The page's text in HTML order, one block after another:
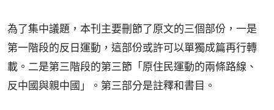
為了集中議題，本刊主要刪節了原文的三個部份，一是
第一階段的反日運動，這部份或許可以單獨成篇再行轉
載。二是第三階段的第三節「原住民運動的兩條路線、
反中國與親中國」。第三部分是註釋和書目。